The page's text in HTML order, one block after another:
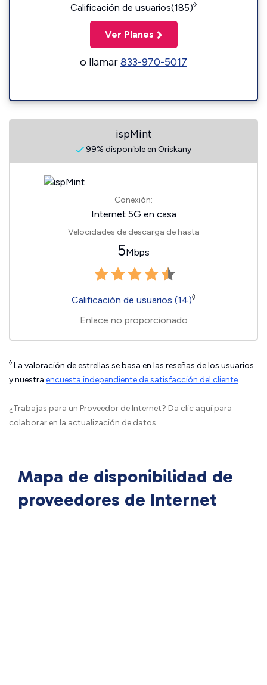
Calificación de usuarios(185)◊
Ver Planes
o llamar833-970-5017
ispMint
99% disponible en Oriskany
Conexión:
Internet 5G en casa
Velocidades de descarga de hasta
5Mbps
Calificación de usuarios (14)◊
Enlace no proporcionado
◊ La valoración de estrellas se basa en las reseñas de los usuarios
y nuestra encuesta independiente de satisfacción del cliente.
¿Trabajas para un Proveedor de Internet? Da clic aquípara
colaborar en la actualización de datos.
Mapa de disponibilidad de
proveedores de Internet